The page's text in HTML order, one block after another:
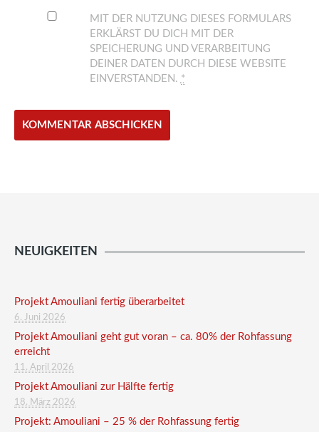
MIT DER NUTZUNG DIESES FORMULARS
ERKLÄRST DU DICH MIT DER
SPEICHERUNG UND VERARBEITUNG
DEINER DATEN DURCH DIESE WEBSITE
EINVERSTANDEN. *
NEUIGKEITEN
Projekt Amouliani fertig überarbeitet
6. Juni 2026
Projekt Amouliani geht gut voran – ca. 80% der Rohfassung
erreicht
11. April 2026
Projekt Amouliani zur Hälfte fertig
18. März 2026
Projekt: Amouliani – 25 % der Rohfassung fertig